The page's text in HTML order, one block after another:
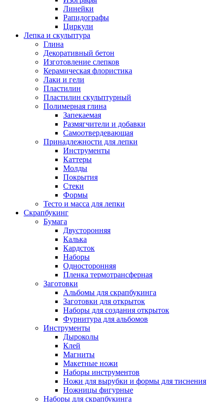
Линейки
Рапидографы
Циркули
Лепка и скульптура
Глина
Декоративный бетон
Изготовление слепков
Керамическая флористика
Лаки и гели
Пластилин
Пластилин скульптурный
Полимерная глина
Запекаемая
Размягчители и добавки
Самоотвердевающая
Принадлежности для лепки
Инструменты
Каттеры
Молды
Покрытия
Стеки
Формы
Тесто и масса для лепки
Скрапбукинг
Бумага
Двусторонняя
Калька
Кардсток
Наборы
Односторонняя
Пленка термотрансферная
Заготовки
Альбомы для скрапбукинга
Заготовки для открыток
Наборы для создания открыток
Фурнитура для альбомов
Инструменты
Дыроколы
Клей
Магниты
Макетные ножи
Наборы инструментов
Ножи для вырубки и формы для тиснения
Ножницы фигурные
Наборы для скрапбукинга